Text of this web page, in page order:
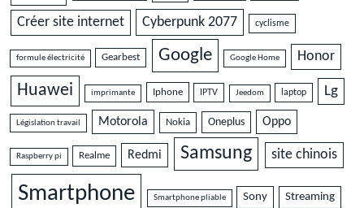
Créer site internet Cyberpunk 2077 cyclisme
formule électricité Gearbest Google Google Home Honor
Huawei imprimante Iphone IPTV Jeedom laptop Lg
Législation travail Motorola Nokia Oneplus Oppo
Raspberry pi Realme Redmi Samsung site chinois
Smartphone Smartphone pliable Sony Streaming